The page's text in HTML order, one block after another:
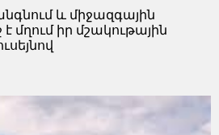
և միջազգային
իր մշակութային